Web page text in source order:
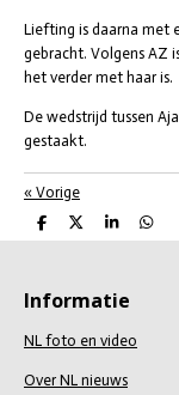
Liefting is daarna met
gebracht. Volgens AZ
het verder met haar is.
De wedstrijd tussen
gestaakt.
« Vorige
D
e
n
D
e
S
h
e
D
e
Informatie
NL foto en video
Over NL nieuws